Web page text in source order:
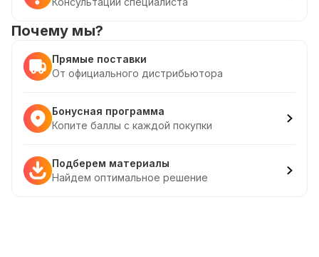
Почему мы?
Прямые поставки
От официального дистрибьютора
Бонусная программа
Копите баллы с каждой покупки
Подберем материалы
Найдем оптимальное решение